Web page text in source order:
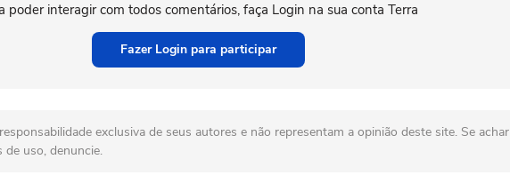
poder interagir com todos comentários, faça Login na sua conta Terra
Fazer Login para participar
exclusiva de seus autores e não representam a opinião deste site. Se achar
de uso, denuncie.